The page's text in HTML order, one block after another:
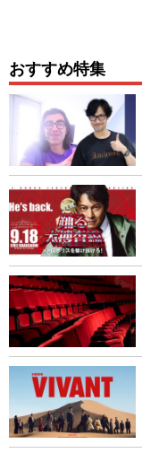
おすすめ特集